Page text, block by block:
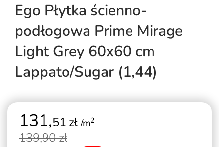
Ego Płytka ścienno-
podłogowa Prime Mirage
Light Grey 60x60 cm
Lappato/Sugar (1,44)
131,51 zł/m2
139,90 zł